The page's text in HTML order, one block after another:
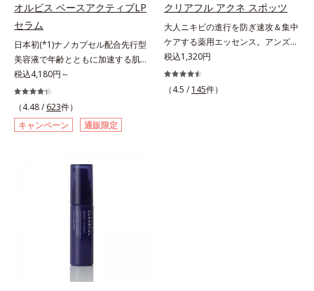
オルビス ベースアクティブLP
セラム
日本初(*1)ナノカプセル配合先行型
美容液で年齢とともに加速する肌悩
み(*2)にブレーキを。スキンケアの
打ち止め感に。年齢とともに加速す
る肌悩み(*2)にブレーキをかけ、化
粧水前の土台(*3)づくりで、うるお
いに満ち満ちた内側から弾むような
と不安…。いろいろケアしているの
に、あと一歩肌悩みが晴れない…。
そんな大人の肌悩みにアプローチす
る先行型美容液です。日本初(*1)、
毛穴約1/1000ナノサイズの極小カ
プセルの表面は肌になじみやすい構
透をサポートし、角層すみずみをう
るおいで満たします。さらに“うる
税込4,180円～
（4.48 / 623件）
キャンペーン
通販限定
クリアフル アクネ スポッツ
大人ニキビの進行を防ぎ速攻＆集中
ケアする薬用エッセンス。アンズ果
汁が角層をやわらかくほぐして、毛
穴づまりを防ぎ、薬用成分を素早く
浸透させます。さらにイオウ、グリ
税込1,320円
（4.5 / 145件）